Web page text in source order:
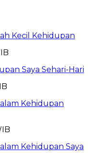
Kecil Kehidupan
Saya Sehari-Hari
Kehidupan
Kehidupan Saya